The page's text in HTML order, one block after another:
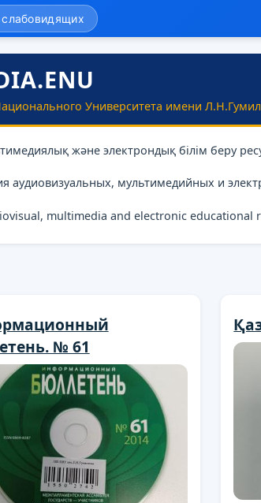
Университета имени
және электрондық білім беру
аудиовизуальных, мультимедийных и
multimedia and electronic educational
№ 61